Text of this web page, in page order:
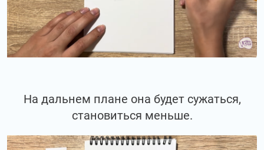
На дальнем плане она будет сужаться,
становиться меньше.